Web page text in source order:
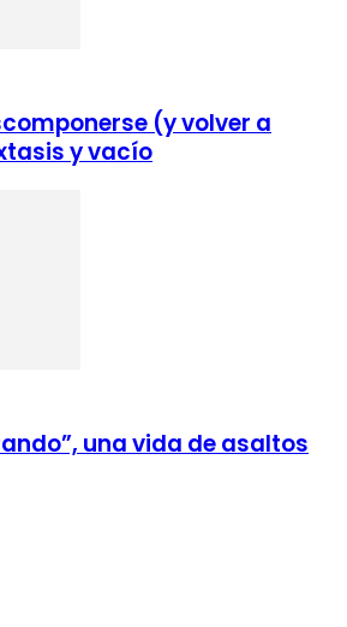
(y volver a
y vacío
una vida de asaltos